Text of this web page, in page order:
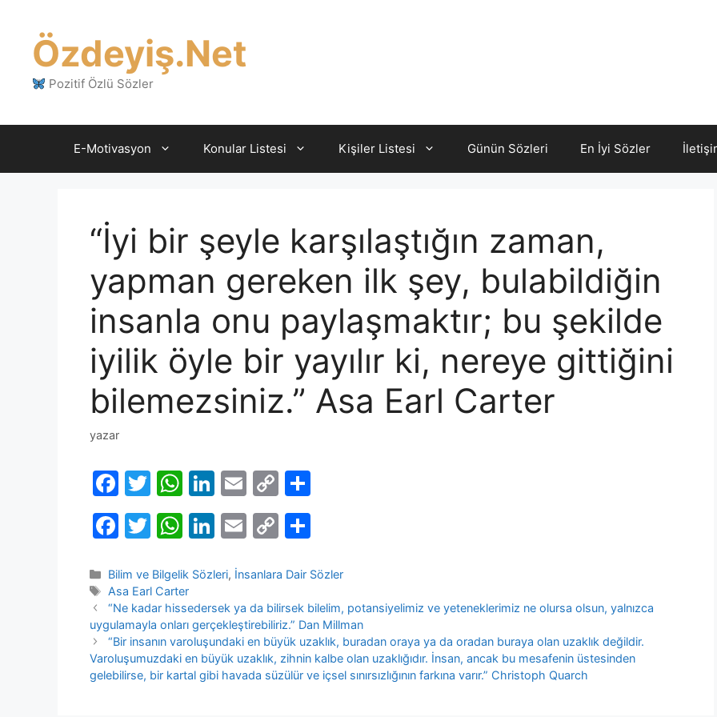
Özdeyiş.Net
Pozitif Özlü Sözler
E-Motivasyon Konular Listesi Kişiler Listesi Günün Sözleri En İyi Sözler
“İyi bir şeyle karşılaştığın zaman,
yapman gereken ilk şey, bulabildiğin
insanla onu paylaşmaktır; bu şekilde
iyilik öyle bir yayılır ki, nereye gittiğini
bilemezsiniz.” Asa Earl Carter
yazar
F
a
c
b
o
o
k
T
w
itt
W
h
at
A
p
p
Li
n
k
dI
n
E
m
ai
C
o
p
Li
n
k
F
c
e
b
o
o
T
itt
er
W
at
s
A
p
p
Li
k
e
dI
n
E
ai
l
C
p
y
Li
n
k
ar
e
Kategoriler
Bilim ve Bilgelik Sözleri, İnsanlara Dair Sözler
Etiketler
Asa Earl Carter
“Ne kadar hissedersek ya da bilirsek bilelim, potansiyelimiz ve yeteneklerimiz ne olursa olsun, yalnızca
uygulamayla onları gerçekleştirebiliriz.” Dan Millman
“Bir insanın varoluşundaki en büyük uzaklık, buradan oraya ya da oradan buraya olan uzaklık değildir.
Varoluşumuzdaki en büyük uzaklık, zihnin kalbe olan uzaklığıdır. İnsan, ancak bu mesafenin üstesinden
gelebilirse, bir kartal gibi havada süzülür ve içsel sınırsızlığının farkına varır.” Christoph Quarch